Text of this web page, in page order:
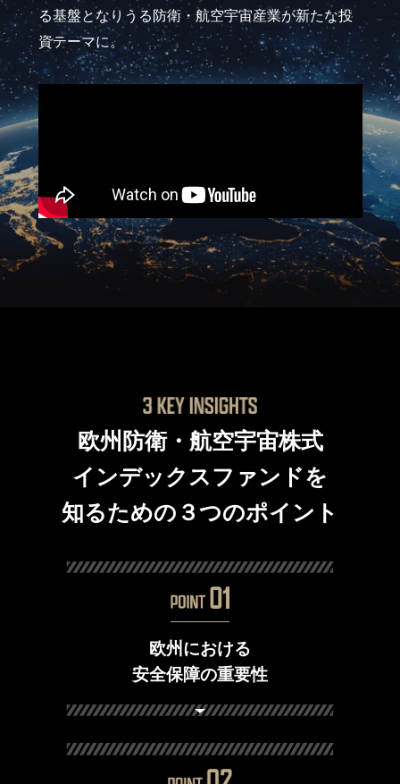
る基盤となりうる防衛・航空宇宙産業が新たな投
資テーマに。
欧州防衛・航空宇宙株式
インデックスファンドを
知るための３つのポイント
欧州における
安全保障の重要性